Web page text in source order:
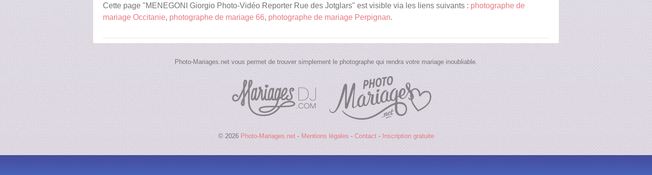
Cette page "MENEGONI Giorgio Photo-Vidéo Reporter Rue des Jotglars" est visible via les liens suivants : photographe de
mariage Occitanie, photographe de mariage 66, photographe de mariage Perpignan.
Photo-Mariages.net vous permet de trouver simplement le photographe qui rendra votre mariage inoubliable.
© 2026 Photo-Mariages.net - Mentions légales - Contact- Inscription gratuite